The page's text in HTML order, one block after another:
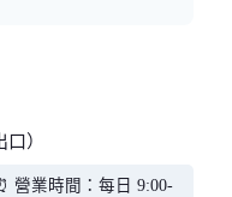
）
營業時間：每日 9:00-